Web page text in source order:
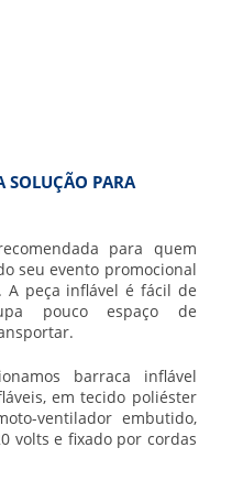
SOLUÇÃO PARA
para quem
seu evento promocional
peça inflável é fácil de
pouco espaço de
barraca inflável
em tecido poliéster
ventilador embutido,
volts e fixado por cordas